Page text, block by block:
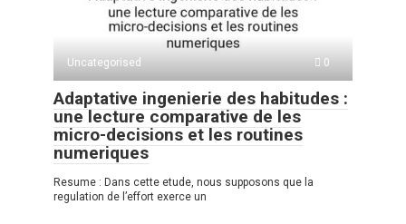
Uncategorised 0
Adaptative ingenierie des habitudes :
une lecture comparative de les
micro-decisions et les routines
numeriques
Resume : Dans cette etude, nous supposons que la
regulation de l’effort exerce un